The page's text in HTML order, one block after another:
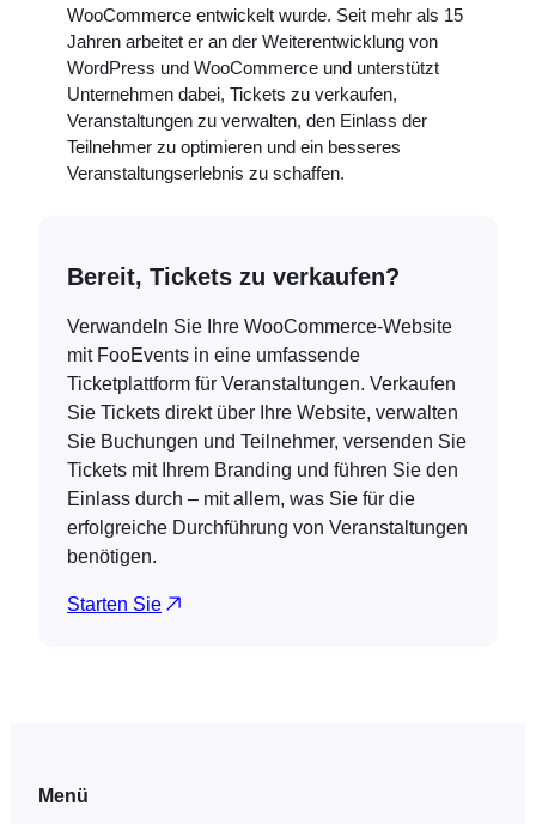
WooCommerce entwickelt wurde. Seit mehr als 15
Jahren arbeitet er an der Weiterentwicklung von
WordPress und WooCommerce und unterstützt
Unternehmen dabei, Tickets zu verkaufen,
Veranstaltungen zu verwalten, den Einlass der
Teilnehmer zu optimieren und ein besseres
Veranstaltungserlebnis zu schaffen.
Bereit, Tickets zu verkaufen?
Verwandeln Sie Ihre WooCommerce-Website
mit FooEvents in eine umfassende
Ticketplattform für Veranstaltungen. Verkaufen
Sie Tickets direkt über Ihre Website, verwalten
Sie Buchungen und Teilnehmer, versenden Sie
Tickets mit Ihrem Branding und führen Sie den
Einlass durch – mit allem, was Sie für die
erfolgreiche Durchführung von Veranstaltungen
benötigen.
Starten Sie
Menü